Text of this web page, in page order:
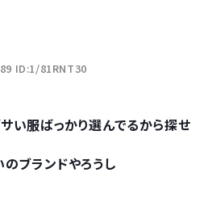
ID:1/81RNT30
い服ばっかり選んでるから探せ
のブランドやろうし